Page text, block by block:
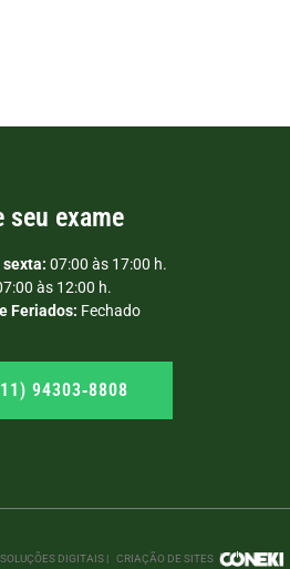
seu exame
sexta: 07:00 às 17:00 h.
às 12:00 h.
Feriados: Fechado
94303‑8808
DIGITAIS | CRIAÇÃO DE SITES